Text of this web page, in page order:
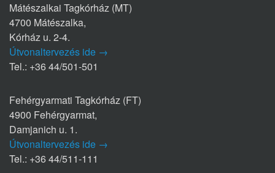
Mátészalkai Tagkórház (MT)
4700 Mátészalka,
Kórház u. 2-4.
Útvonaltervezés ide →
Tel.: +36 44/501-501
Fehérgyarmati Tagkórház (FT)
4900 Fehérgyarmat,
Damjanich u. 1.
Útvonaltervezés ide →
Tel.: +36 44/511-111